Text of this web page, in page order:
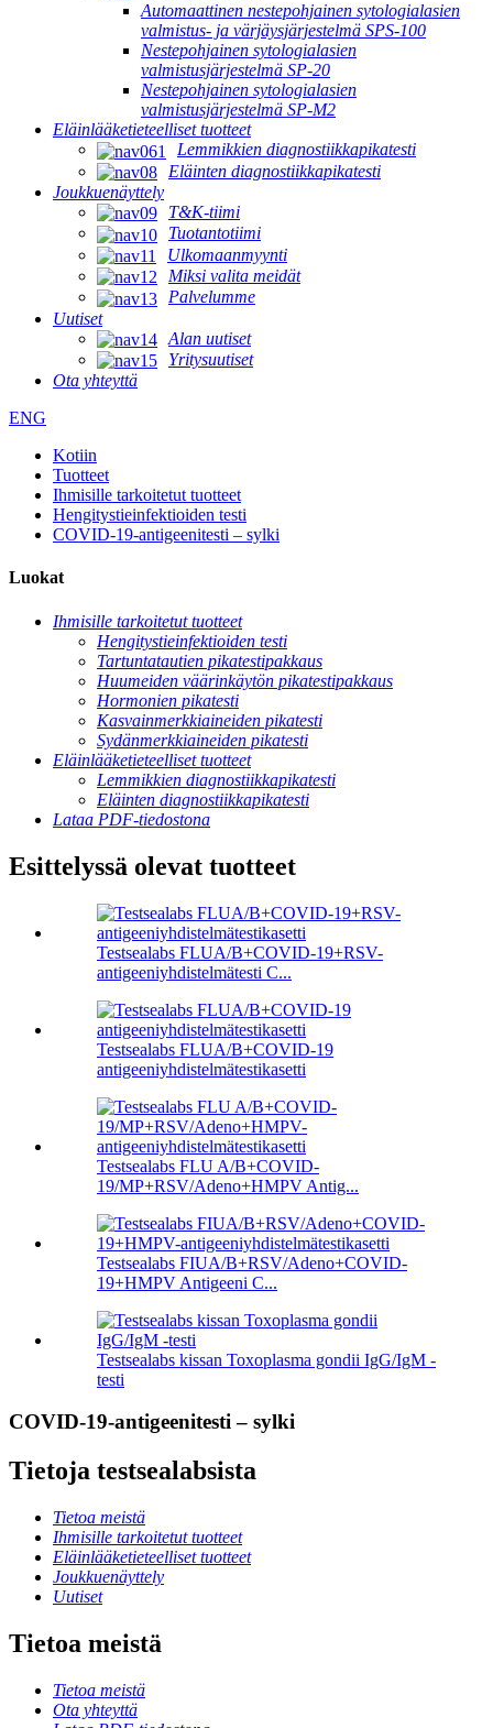
Automaattinen nestepohjainen sytologialasien
valmistus- ja värjäysjärjestelmä SPS-100
Nestepohjainen sytologialasien
valmistusjärjestelmä SP-20
Nestepohjainen sytologialasien
valmistusjärjestelmä SP-M2
Eläinlääketieteelliset tuotteet
Lemmikkien diagnostiikkapikatesti
Eläinten diagnostiikkapikatesti
Joukkuenäyttely
T&K-tiimi
Tuotantotiimi
Ulkomaanmyynti
Miksi valita meidät
Palvelumme
Uutiset
Alan uutiset
Yritysuutiset
Ota yhteyttä
ENG
Kotiin
Tuotteet
Ihmisille tarkoitetut tuotteet
Hengitystieinfektioiden testi
COVID-19-antigeenitesti – sylki
Luokat
Ihmisille tarkoitetut tuotteet
Hengitystieinfektioiden testi
Tartuntatautien pikatestipakkaus
Huumeiden väärinkäytön pikatestipakkaus
Hormonien pikatesti
Kasvainmerkkiaineiden pikatesti
Sydänmerkkiaineiden pikatesti
Eläinlääketieteelliset tuotteet
Lemmikkien diagnostiikkapikatesti
Eläinten diagnostiikkapikatesti
Lataa PDF-tiedostona
Esittelyssä olevat tuotteet
Testsealabs FLUA/B+COVID-19+RSV-
antigeeniyhdistelmätesti C...
Testsealabs FLUA/B+COVID-19
antigeeniyhdistelmätestikasetti
Testsealabs FLU A/B+COVID-
19/MP+RSV/Adeno+HMPV Antig...
Testsealabs FIUA/B+RSV/Adeno+COVID-
19+HMPV Antigeeni C...
Testsealabs kissan Toxoplasma gondii IgG/IgM -
testi
COVID-19-antigeenitesti – sylki
Tietoja testsealabsista
Tietoa meistä
Ihmisille tarkoitetut tuotteet
Eläinlääketieteelliset tuotteet
Joukkuenäyttely
Uutiset
Tietoa meistä
Tietoa meistä
Ota yhteyttä